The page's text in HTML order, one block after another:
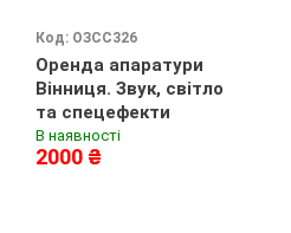
Код: ОЗСС326
Оренда апаратури
Вінниця. Звук, світло
та спецефекти
В наявності
2000 ₴